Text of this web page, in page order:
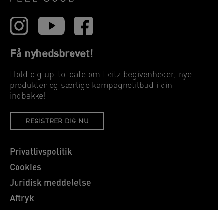
Få nyhedsbrevet!
Hold dig up-to-date om Leitz begivenheder, nye
produkter og særlige kampagnetilbud i din
indbakke!
REGISTRER DIG NU
Privatlivspolitik
Cookies
Juridisk meddelelse
Aftryk